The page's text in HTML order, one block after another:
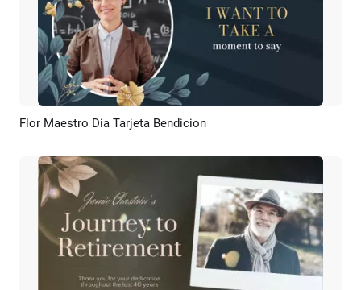
Previsualizar
Flor Maestro Dia Tarjeta Bendicion